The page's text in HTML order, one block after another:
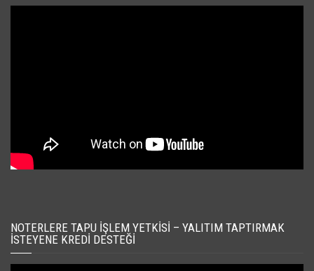
NOTERLERE TAPU İŞLEM YETKISI – YALITIM TAPTIRMAK
İSTEYENE KREDI DESTEĞI